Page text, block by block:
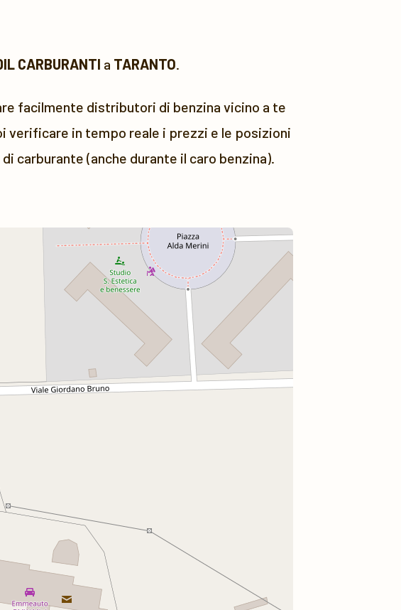
CARBURANTI a TARANTO.
facilmente distributori di benzina vicino a te
in tempo reale i prezzi e le posizioni
carburante (anche durante il caro benzina).